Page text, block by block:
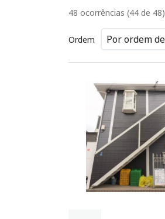
48 ocorrências (44 de 48)
Ordem